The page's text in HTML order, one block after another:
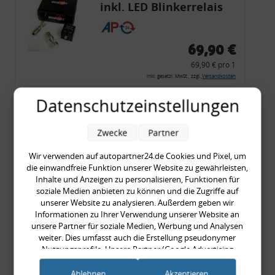
inkl. LED Blinkerrelais
CF 14
69,90 €
69,90 € pro 1
inkl. gesetzl. MwSt., zzgl. Versandkosten
Merkzettel
Rückleuchtenband mit
Blinker, rot, US-Ecken,
Audi 80 Cabrio, Typ 89,
OE-Nr.: 8G0945225 +
8G0945225C
999,99 €
999,99 € pro 1
Datenschutzeinstellungen
Wir verwenden auf autopartner24.de Cookies und Pixel, um
die einwandfreie Funktion unserer Website zu gewährleisten,
Inhalte und Anzeigen zu personalisieren, Funktionen für
soziale Medien anbieten zu können und die Zugriffe auf
unserer Website zu analysieren. Außerdem geben wir
Informationen zu Ihrer Verwendung unserer Website an
unsere Partner für soziale Medien, Werbung und Analysen
weiter. Dies umfasst auch die Erstellung pseudonymer
Nutzungsprofile. Unsere Partner (Google Advertising
Products) führen diese Informationen möglicherweise mit
weiteren Daten zusammen, die Sie ihnen bereitgestellt haben
Zwecke Partner